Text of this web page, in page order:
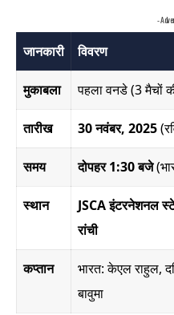
-
जानकारी विवरण
मुकाबला पहला वनडे (3 मैचों
तारीख 30 नवंबर, 2025
समय दोपहर 1:30 बजे
स्थान
JSCA इंटरनेशनल
रांची
कप्तान
भारत: केएल राहुल,
बावुमा